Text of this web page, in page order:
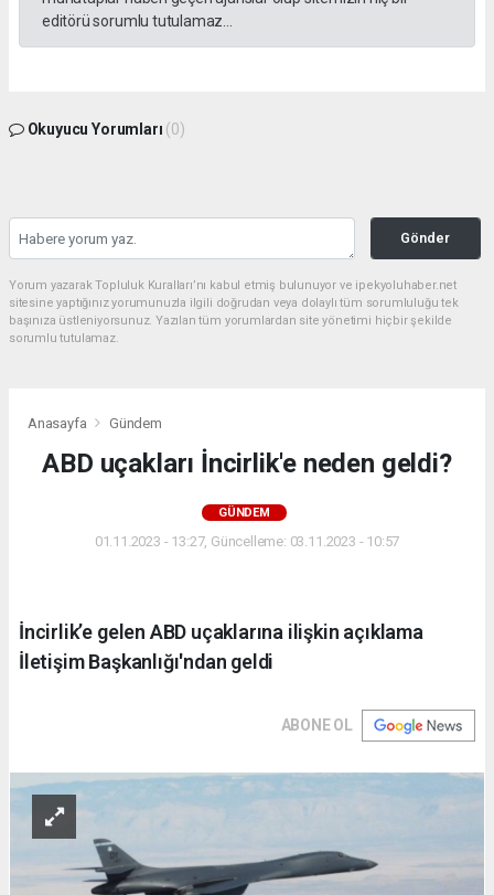
editörü sorumlu tutulamaz...
Okuyucu Yorumları (0)
Gönder
Yorum yazarak Topluluk Kuralları’nı kabul etmiş bulunuyor ve ipekyoluhaber.net
sitesine yaptığınız yorumunuzla ilgili doğrudan veya dolaylı tüm sorumluluğu tek
başınıza üstleniyorsunuz. Yazılan tüm yorumlardan site yönetimi hiçbir şekilde
sorumlu tutulamaz.
Anasayfa Gündem
ABD uçakları İncirlik'e neden geldi?
GÜNDEM
01.11.2023 - 13:27, Güncelleme: 03.11.2023 - 10:57
İncirlik’e gelen ABD uçaklarına ilişkin açıklama
İletişim Başkanlığı'ndan geldi
ABONE OL